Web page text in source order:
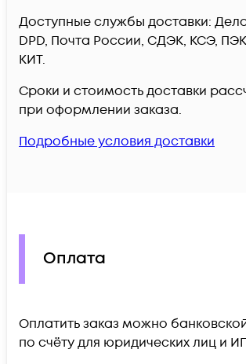
Доступные службы доставки:
DPD, Почта России, СДЭК, КСЭ,
КИТ.
Сроки и стоимость доставки
при оформлении заказа.
Подробные условия доставки
Оплата
Оплатить заказ можно
по счёту для юридических лиц и